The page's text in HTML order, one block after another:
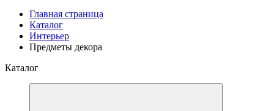
Главная страница
Каталог
Интерьер
Предметы декора
Каталог